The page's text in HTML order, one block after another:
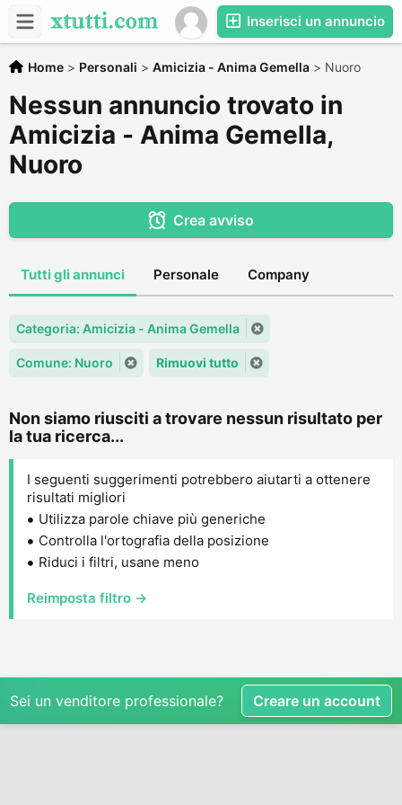
Inserisci un annuncio
Home > Personali > Amicizia - Anima Gemella > Nuoro
Nessun annuncio trovato in
Amicizia - Anima Gemella,
Nuoro
Crea avviso
Tutti gli annunci Personale Company
Categoria: Amicizia - Anima Gemella
Comune: Nuoro Rimuovi tutto
Non siamo riusciti a trovare nessun risultato per
la tua ricerca...
I seguenti suggerimenti potrebbero aiutarti a ottenere
risultati migliori
Utilizza parole chiave più generiche
Controlla l'ortografia della posizione
Riduci i filtri, usane meno
Reimposta filtro →
Sei un venditore professionale? Creare un account